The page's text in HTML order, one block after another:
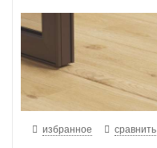
избранное сравнить